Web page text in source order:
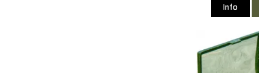
Info